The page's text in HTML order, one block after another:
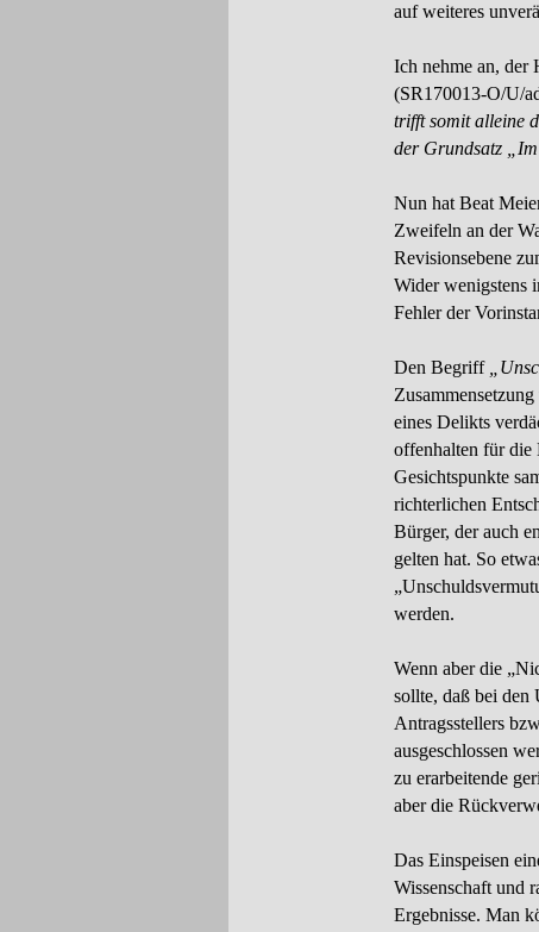
auf weiteres
Ich nehme an, der
(SR170013-O/U/
trifft somit alleine
der Grundsatz
Nun hat Beat
Zweifeln an der
Revisionsebene
Wider wenigstens
Fehler der
Den Begriff
eines Delikts
offenhalten für die
Gesichtspunkte
richterlichen
Bürger, der auch
gelten hat. So
werden.
Wenn aber die
sollte, daß bei den
Antragsstellers
ausgeschlossen
zu erarbeitende
aber die
Das Einspeisen
Wissenschaft und
Ergebnisse. Man